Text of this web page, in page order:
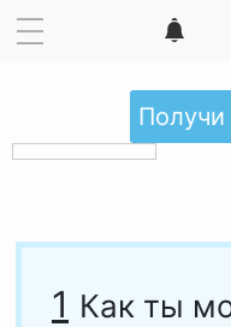
Получи
1 Как ты